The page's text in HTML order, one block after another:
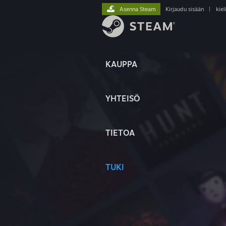
KAUPPA
YHTEISÖ
TIETOA
TUKI
Asenna Steam Kirjaudu sisään kieli